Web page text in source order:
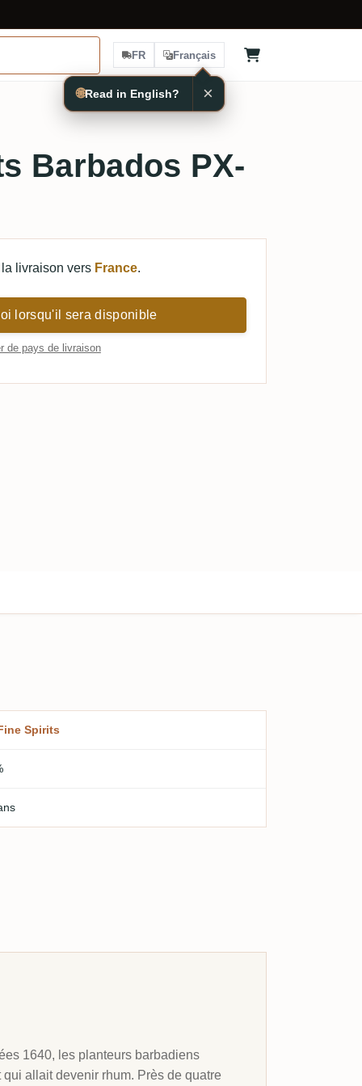
FR Français
Barbados PX-
livraison vers France.
lorsqu'il sera disponible
de pays de livraison
Spirits
1640, les planteurs barbadiens
allait devenir rhum. Près de quatre
🌐Read in English? ×